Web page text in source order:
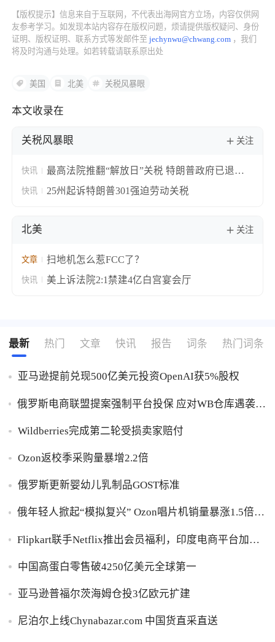
【版权提示】信息来自于互联网，不代表出海网官方立场，内容仅供网
友参考学习。如发现本站内容存在版权问题，烦请提供版权疑问、身份
证明、版权证明、联系方式等发邮件至jechynwu@chwang.com ，我们
将及时沟通与处理。如若转载请联系原出处
美国 北美 关税风暴眼
本文收录在
关税风暴眼 关注
快讯
最高法院推翻“解放日”关税 特朗普政府已退税
1000亿美元占征敛六成
快讯 25州起诉特朗普301强迫劳动关税
北美 关注
文章 扫地机怎么惹FCC了？
快讯 美上诉法院2:1禁建4亿白宫宴会厅
最新 热门 文章 快讯 报告 词条 热门词条
亚马逊提前兑现500亿美元投资OpenAI获5%股权
俄罗斯电商联盟提案强制平台投保 应对WB仓库遇袭卖
Wildberries完成第二轮受损卖家赔付
Ozon返校季采购量暴增2.2倍
俄罗斯更新婴幼儿乳制品GOST标准
俄年轻人掀起“模拟复兴” Ozon唱片机销量暴涨1.5倍黑
Flipkart联手Netflix推出会员福利，印度电商平台加码
中国高蛋白零售破4250亿美元全球第一
亚马逊普福尔茨海姆仓投3亿欧元扩建
尼泊尔上线Chynabazar.com 中国货直采直送